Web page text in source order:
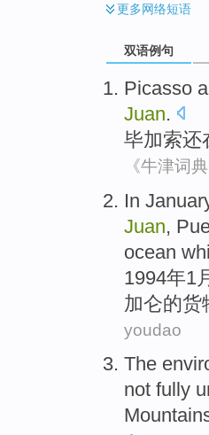
更多网络短语
双语例句
Picasso
Juan.
毕加索还
《牛津词典
In
Juan,
ocean
1994年1
加仑的货
youdao
The
not fully